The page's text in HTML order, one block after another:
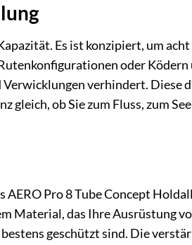
Es ist konzipiert, um
oder
Verwicklungen verhindert. Diese
ob Sie zum Fluss, zum
Pro 8 Tube Concept
Material, das Ihre Ausrüstung
geschützt sind. Die